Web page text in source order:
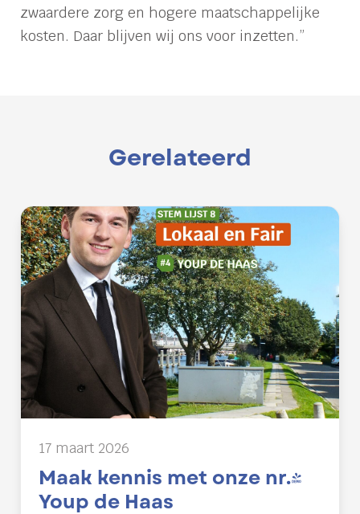
zwaardere zorg en hogere maatschappelijke
kosten. Daar blijven wij ons voor inzetten.”
Gerelateerd
17 maart 2026
Maak kennis met onze nr.4
Youp de Haas